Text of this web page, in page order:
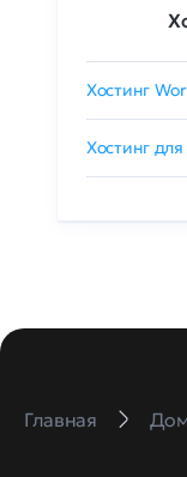
Хостинг
Хостинг
Главная